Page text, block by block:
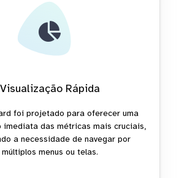
Visualização Rápida
foi projetado para oferecer uma
imediata das métricas mais cruciais,
a necessidade de navegar por
múltiplos menus ou telas.